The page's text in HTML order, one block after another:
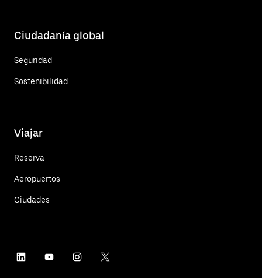
Ciudadanía global
Seguridad
Sostenibilidad
Viajar
Reserva
Aeropuertos
Ciudades